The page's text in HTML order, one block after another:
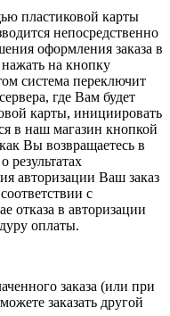
пластиковой карты
непосредственно
оформления заказа в
на кнопку
система переключит
где Вам будет
карты, инициировать
в наш магазин кнопкой
Вы возвращаетесь в
результатах
авторизации Ваш заказ
с
отказа в авторизации
оплаты.
заказа (или при
заказать другой